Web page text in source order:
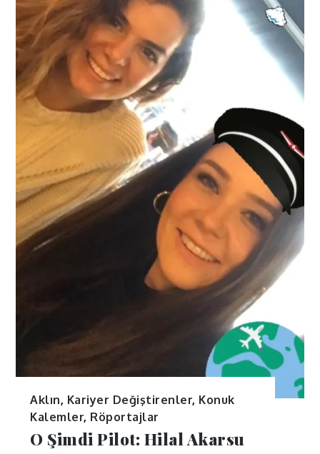
Aklın, Kariyer Değiştirenler, Konuk
Kalemler, Röportajlar
O Şimdi Pilot: Hilal Akarsu